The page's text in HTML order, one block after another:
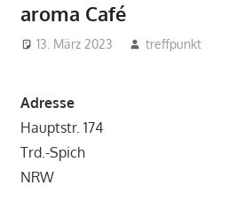
aroma Café
13. März 2023 treffpunkt
Adresse
Hauptstr. 174
Trd.-Spich
NRW